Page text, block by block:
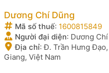
Dương Chí Dũng
Mã số thuế: 1600815849
Người đại diện: Dương
Địa chỉ:Đ. Trần Hưng
Giang, Việt Nam